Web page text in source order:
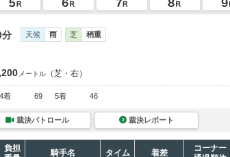
分 天候 雨 芝 稍重
メートル （芝・右）
4着 69 5着 46
裁決パトロール 裁決レポート
負担
騎手名 タイム 着差
コーナー